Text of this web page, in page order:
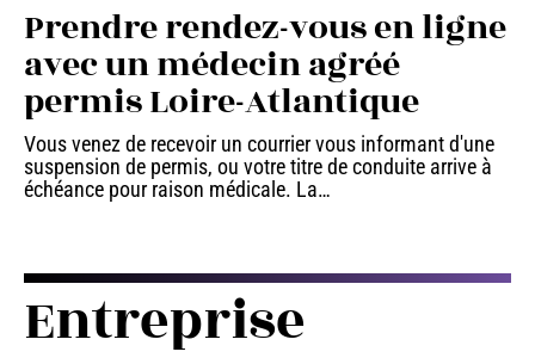
Prendre rendez-vous en ligne
avec un médecin agréé
permis Loire-Atlantique
Vous venez de recevoir un courrier vous informant d'une
suspension de permis, ou votre titre de conduite arrive à
échéance pour raison médicale. La…
Entreprise